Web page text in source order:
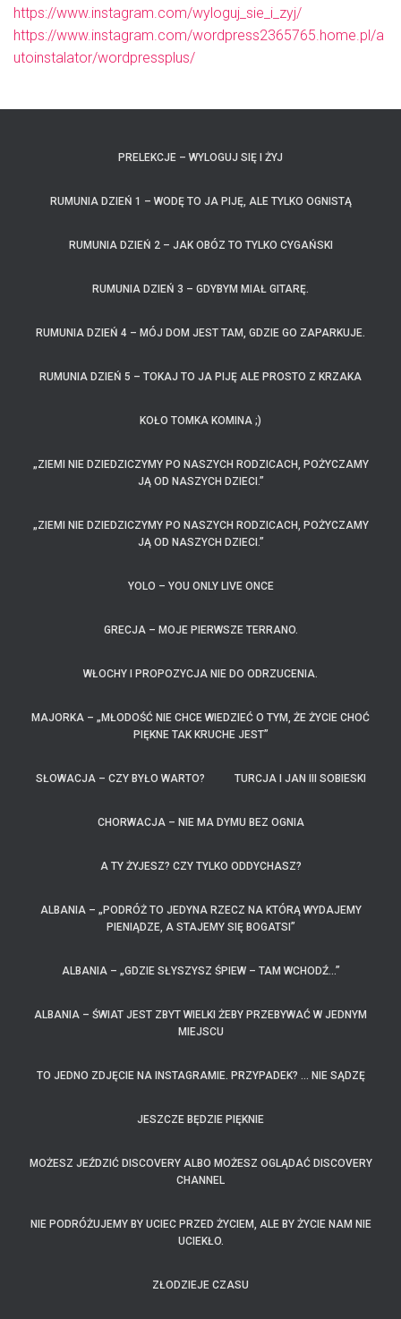
https://www.instagram.com/wyloguj_sie_i_zyj/
https://www.instagram.com/wordpress2365765.home.pl/a
utoinstalator/wordpressplus/
PRELEKCJE – WYLOGUJ SIĘ I ŻYJ
RUMUNIA DZIEŃ 1 – WODĘ TO JA PIJĘ, ALE TYLKO OGNISTĄ
RUMUNIA DZIEŃ 2 – JAK OBÓZ TO TYLKO CYGAŃSKI
RUMUNIA DZIEŃ 3 – GDYBYM MIAŁ GITARĘ.
RUMUNIA DZIEŃ 4 – MÓJ DOM JEST TAM, GDZIE GO ZAPARKUJE.
RUMUNIA DZIEŃ 5 – TOKAJ TO JA PIJĘ ALE PROSTO Z KRZAKA
KOŁO TOMKA KOMINA ;)
„ZIEMI NIE DZIEDZICZYMY PO NASZYCH RODZICACH, POŻYCZAMY
JĄ OD NASZYCH DZIECI.”
„ZIEMI NIE DZIEDZICZYMY PO NASZYCH RODZICACH, POŻYCZAMY
JĄ OD NASZYCH DZIECI.”
YOLO – YOU ONLY LIVE ONCE
GRECJA – MOJE PIERWSZE TERRANO.
WŁOCHY I PROPOZYCJA NIE DO ODRZUCENIA.
MAJORKA – „MŁODOŚĆ NIE CHCE WIEDZIEĆ O TYM, ŻE ŻYCIE CHOĆ
PIĘKNE TAK KRUCHE JEST”
SŁOWACJA – CZY BYŁO WARTO? TURCJA I JAN III SOBIESKI
CHORWACJA – NIE MA DYMU BEZ OGNIA
A TY ŻYJESZ? CZY TYLKO ODDYCHASZ?
ALBANIA – „PODRÓŻ TO JEDYNA RZECZ NA KTÓRĄ WYDAJEMY
PIENIĄDZE, A STAJEMY SIĘ BOGATSI”
ALBANIA – „GDZIE SŁYSZYSZ ŚPIEW – TAM WCHODŹ…”
ALBANIA – ŚWIAT JEST ZBYT WIELKI ŻEBY PRZEBYWAĆ W JEDNYM
MIEJSCU
TO JEDNO ZDJĘCIE NA INSTAGRAMIE. PRZYPADEK? … NIE SĄDZĘ
JESZCZE BĘDZIE PIĘKNIE
MOŻESZ JEŹDZIĆ DISCOVERY ALBO MOŻESZ OGLĄDAĆ DISCOVERY
CHANNEL
NIE PODRÓŻUJEMY BY UCIEC PRZED ŻYCIEM, ALE BY ŻYCIE NAM NIE
UCIEKŁO.
ZŁODZIEJE CZASU